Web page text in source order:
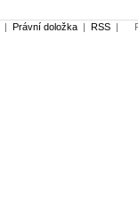
| Právní doložka | RSS |